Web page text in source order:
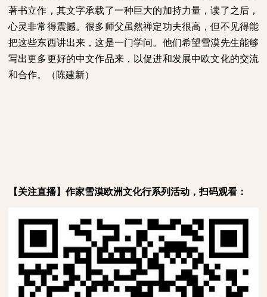
著书立作，其文字承载了一种巨大的加持力量，读了之后，
心灵非常得震撼。很多师父虽然禅定功夫很高，但不见得能
把这些东西讲出来，这是一门学问。他们希望雪漠先生能够
写出更多更好的中文作品来，以促进和发展中欧文化的交流
和合作。（陈建新）
【关注直播】作家雪漠欧洲文化行系列活动，扫码观看：